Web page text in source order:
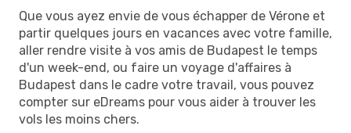
Que vous ayez envie de vous échapper de Vérone et
partir quelques jours en vacances avec votre famille,
aller rendre visite à vos amis de Budapest le temps
d'un week-end, ou faire un voyage d'affaires à
Budapest dans le cadre votre travail, vous pouvez
compter sur eDreams pour vous aider à trouver les
vols les moins chers.